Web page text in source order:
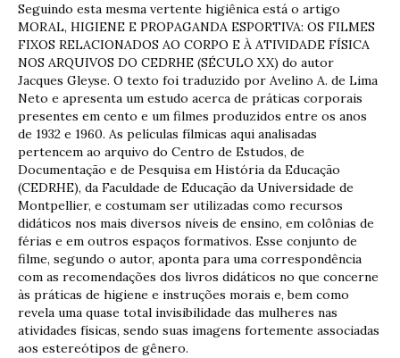
Seguindo esta mesma vertente higiênica está o artigo
MORAL, HIGIENE E PROPAGANDA ESPORTIVA: OS FILMES
FIXOS RELACIONADOS AO CORPO E À ATIVIDADE FÍSICA
NOS ARQUIVOS DO CEDRHE (SÉCULO XX) do autor
Jacques Gleyse. O texto foi traduzido por Avelino A. de Lima
Neto e apresenta um estudo acerca de práticas corporais
presentes em cento e um filmes produzidos entre os anos
de 1932 e 1960. As películas fílmicas aqui analisadas
pertencem ao arquivo do Centro de Estudos, de
Documentação e de Pesquisa em História da Educação
(CEDRHE), da Faculdade de Educação da Universidade de
Montpellier, e costumam ser utilizadas como recursos
didáticos nos mais diversos níveis de ensino, em colônias de
férias e em outros espaços formativos. Esse conjunto de
filme, segundo o autor, aponta para uma correspondência
com as recomendações dos livros didáticos no que concerne
às práticas de higiene e instruções morais e, bem como
revela uma quase total invisibilidade das mulheres nas
atividades físicas, sendo suas imagens fortemente associadas
aos estereótipos de gênero.